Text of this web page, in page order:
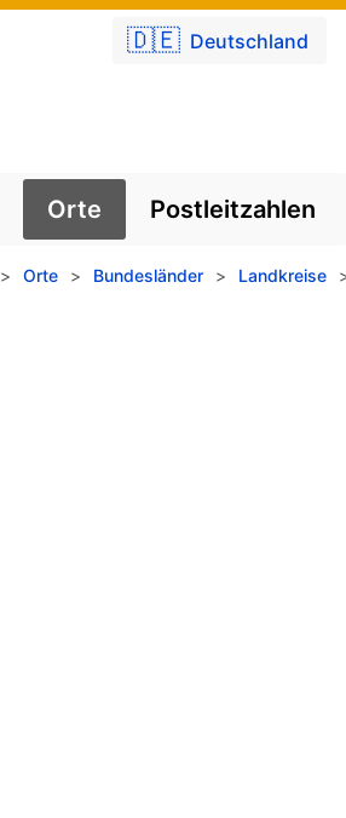
🇩🇪 Deutschland
Orte Postleitzahlen
> Orte > Bundesländer > Landkreise